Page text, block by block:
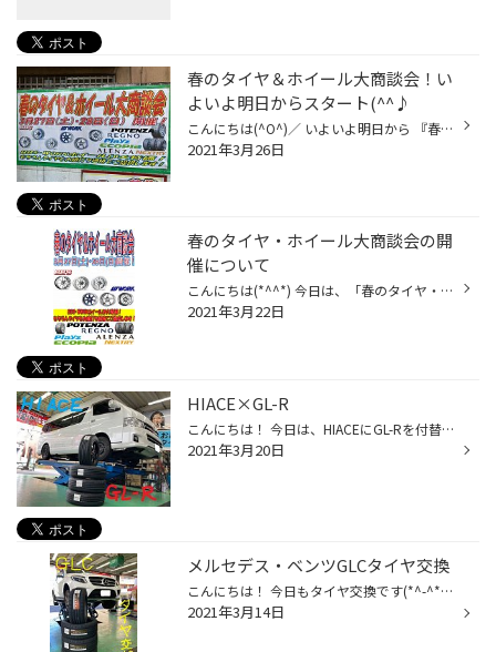
春のタイヤ＆ホイール大商談会！い
よいよ明日からスタート(^^♪
こんにちは(^O^)／ いよいよ明日から 『春のタイヤ＆ホイール大商談会』 がスタートします！ 欲しかったホイールがお得に買えますよ(*^^*) もちろん、タイヤも特別価格で販売いたします！！ WORKも特別価格！ な、なんとBBSも特別価格ですΣ(･ω･ﾉ)ﾉ！ セール期間は 「３月２７日（土）～３月２８日（...
2021年3月26日
春のタイヤ・ホイール大商談会の開
催について
こんにちは(*^^*) 今日は、「春のタイヤ・ホイール大商談会」についての告知です！！ 欲しかったタイヤ＆ホイールがお得に購入できるチャンス！！ 皆様のご来店を心よりお待ちしております<m(__)m> ＃タイヤ館石神井 ＃セール ＃BBS ＃WORK ＃POTENZA ＃REGNO ＃ALENZA ＃PLAYZ ＃ECOPIA ＃NEXTRY
2021年3月22日
HIACE×GL-R
こんにちは！ 今日は、HIACEにGL-Rを付替えいたしました(*^^*) 3月も下旬になり、スタッドレスタイヤからノーマルタイヤへの付替え作業が増えてきました。 さて、こちらのお車のタイヤを外してみると・・・ ハブの表面にサビが発生しております。。。 ハブにサビが発生すると、本来アルミホイールに...
2021年3月20日
メルセデス・ベンツGLCタイヤ交換
こんにちは！ 今日もタイヤ交換です(*^-^*) 先日、ご購入いただきましたI様のメルセデス・ベンツGLCに 「ALENZA 001」 を組替えいたします(=ﾟωﾟ)ﾉ ご商談中にI様とお話しさせて頂いた際、 「乗り心地が良く、静粛性が高いタイヤがいい」 …との事でしたので、新作の 「ALENZA LX100」 をオススメしま...
2021年3月14日